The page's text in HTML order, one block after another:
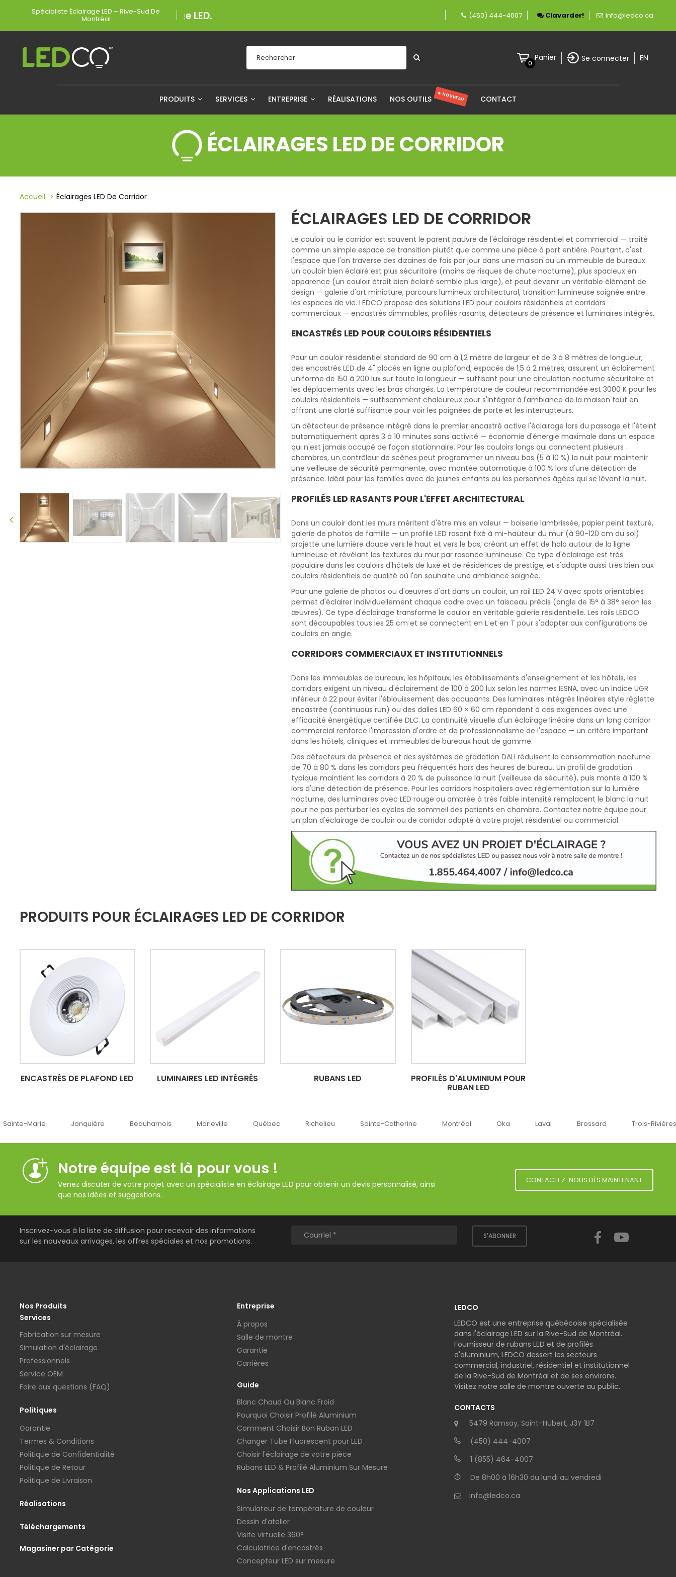
Spécialiste Éclairage LED – Rive-Sud De
Montréal Une entreprise fièrement canadienne spécialisée en éclairage
(450) 444-4007 Clavarder! info@ledco.ca
0
Panier Se connecter EN
PRODUITS SERVICES ENTREPRISE RÉALISATIONS NOS OUTILS ★ NOUVEAU CONTACT
ÉCLAIRAGES LED DE CORRIDOR
Accueil Éclairages LED De Corridor
ÉCLAIRAGES LED DE CORRIDOR
Le couloir ou le corridor est souvent le parent pauvre de l'éclairage résidentiel et commercial — traité
comme un simple espace de transition plutôt que comme une pièce à part entière. Pourtant, c'est
l'espace que l'on traverse des dizaines de fois par jour dans une maison ou un immeuble de bureaux.
Un couloir bien éclairé est plus sécuritaire (moins de risques de chute nocturne), plus spacieux en
apparence (un couloir étroit bien éclairé semble plus large), et peut devenir un véritable élément de
design — galerie d'art miniature, parcours lumineux architectural, transition lumineuse soignée entre
les espaces de vie. LEDCO propose des solutions LED pour couloirs résidentiels et corridors
commerciaux — encastrés dimmables, profilés rasants, détecteurs de présence et luminaires intégrés.
ENCASTRÉS LED POUR COULOIRS RÉSIDENTIELS
Pour un couloir résidentiel standard de 90 cm à 1,2 mètre de largeur et de 3 à 8 mètres de longueur,
des encastrés LED de 4" placés en ligne au plafond, espacés de 1,5 à 2 mètres, assurent un éclairement
uniforme de 150 à 200 lux sur toute la longueur — suffisant pour une circulation nocturne sécuritaire et
les déplacements avec les bras chargés. La température de couleur recommandée est 3000 K pour les
couloirs résidentiels — suffisamment chaleureux pour s'intégrer à l'ambiance de la maison tout en
offrant une clarté suffisante pour voir les poignées de porte et les interrupteurs.
Un détecteur de présence intégré dans le premier encastré active l'éclairage lors du passage et l'éteint
automatiquement après 3 à 10 minutes sans activité — économie d'énergie maximale dans un espace
qui n'est jamais occupé de façon stationnaire. Pour les couloirs longs qui connectent plusieurs
chambres, un contrôleur de scènes peut programmer un niveau bas (5 à 10 %) la nuit pour maintenir
une veilleuse de sécurité permanente, avec montée automatique à 100 % lors d'une détection de
présence. Idéal pour les familles avec de jeunes enfants ou les personnes âgées qui se lèvent la nuit.
PROFILÉS LED RASANTS POUR L'EFFET ARCHITECTURAL
Dans un couloir dont les murs méritent d'être mis en valeur — boiserie lambrissée, papier peint texturé,
galerie de photos de famille — un profilé LED rasant fixé à mi-hauteur du mur (à 90-120 cm du sol)
projette une lumière douce vers le haut et vers le bas, créant un effet de halo autour de la ligne
lumineuse et révélant les textures du mur par rasance lumineuse. Ce type d'éclairage est très
populaire dans les couloirs d'hôtels de luxe et de résidences de prestige, et s'adapte aussi très bien aux
couloirs résidentiels de qualité où l'on souhaite une ambiance soignée.
Pour une galerie de photos ou d'œuvres d'art dans un couloir, un rail LED 24 V avec spots orientables
permet d'éclairer individuellement chaque cadre avec un faisceau précis (angle de 15° à 38° selon les
œuvres). Ce type d'éclairage transforme le couloir en véritable galerie résidentielle. Les rails LEDCO
sont découpables tous les 25 cm et se connectent en L et en T pour s'adapter aux configurations de
couloirs en angle.
CORRIDORS COMMERCIAUX ET INSTITUTIONNELS
Dans les immeubles de bureaux, les hôpitaux, les établissements d'enseignement et les hôtels, les
corridors exigent un niveau d'éclairement de 100 à 200 lux selon les normes IESNA, avec un indice UGR
inférieur à 22 pour éviter l'éblouissement des occupants. Des luminaires intégrés linéaires style réglette
encastrée (continuous run) ou des dalles LED 60 × 60 cm répondent à ces exigences avec une
efficacité énergétique certifiée DLC. La continuité visuelle d'un éclairage linéaire dans un long corridor
commercial renforce l'impression d'ordre et de professionnalisme de l'espace — un critère important
dans les hôtels, cliniques et immeubles de bureaux haut de gamme.
Des détecteurs de présence et des systèmes de gradation DALI réduisent la consommation nocturne
de 70 à 80 % dans les corridors peu fréquentés hors des heures de bureau. Un profil de gradation
typique maintient les corridors à 20 % de puissance la nuit (veilleuse de sécurité), puis monte à 100 %
lors d'une détection de présence. Pour les corridors hospitaliers avec réglementation sur la lumière
nocturne, des luminaires avec LED rouge ou ambrée à très faible intensité remplacent le blanc la nuit
pour ne pas perturber les cycles de sommeil des patients en chambre. Contactez notre équipe pour
un plan d'éclairage de couloir ou de corridor adapté à votre projet résidentiel ou commercial.
PRODUITS POUR ÉCLAIRAGES LED DE CORRIDOR
ENCASTRÉS DE PLAFOND LED LUMINAIRES LED INTÉGRÉS RUBANS LED PROFILÉS D'ALUMINIUM POUR
RUBAN LED
Jonquière Beauharnois Marieville Québec Richelieu Sainte-Catherine Montréal Oka Laval Brossard Trois-Rivières
Notre équipe est là pour vous !
Venez discuter de votre projet avec un spécialiste en éclairage LED pour obtenir un devis personnalisé, ainsi
que nos idées et suggestions.
CONTACTEZ-NOUS DÈS MAINTENANT
Inscrivez-vous à la liste de diffusion pour recevoir des informations
sur les nouveaux arrivages, les offres spéciales et nos promotions.
S'ABONNER
Facebook
Nos Produits
Services
Fabrication sur mesure
Simulation d'éclairage
Professionnels
Service OEM
Foire aux questions (FAQ)
Politiques
Garantie
Termes & Conditions
Politique de Confidentialité
Politique de Retour
Politique de Livraison
Réalisations
Téléchargements
Magasiner par Catégorie
Entreprise
À propos
Salle de montre
Garantie
Carrières
Guide
Blanc Chaud Ou Blanc Froid
Pourquoi Choisir Profilé Aluminium
Comment Choisir Bon Ruban LED
Changer Tube Fluorescent pour LED
Choisir l'éclairage de votre pièce
Rubans LED & Profilé Aluminium Sur Mesure
Nos Applications LED
Simulateur de température de couleur
Dessin d'atelier
Visite virtuelle 360°
Calculatrice d'encastrés
Concepteur LED sur mesure
LEDCO
LEDCO est une entreprise québécoise spécialisée
dans l'éclairage LED sur la Rive-Sud de Montréal.
Fournisseur de rubans LED et de profilés
d'aluminium, LEDCO dessert les secteurs
commercial, industriel, résidentiel et institutionnel
de la Rive-Sud de Montréal et de ses environs.
Visitez notre salle de montre ouverte au public.
CONTACTS
5479 Ramsay, Saint-Hubert, J3Y 1B7
(450) 444-4007
1 (855) 464-4007
De 8h00 à 16h30 du lundi au vendredi
info@ledco.ca